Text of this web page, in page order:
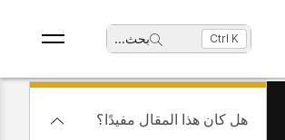
بحث... Ctrl K
هل كان هذا المقال مفيدًا؟